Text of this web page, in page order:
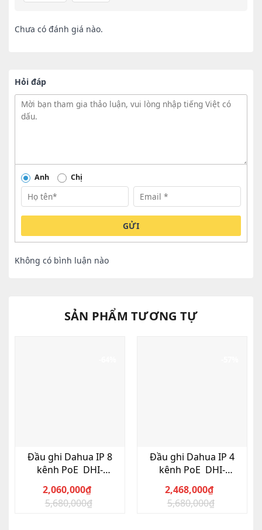
Chưa có đánh giá nào.
Hỏi đáp
Anh Chị
GỬI
Không có bình luận nào
SẢN PHẨM TƯƠNG TỰ
Đầu ghi Dahua IP 8
kênh PoE DHI-
5,680,000₫
Giá
2,060,000₫
Giá
Đầu ghi Dahua IP 4
kênh PoE DHI-
5,680,000₫
Giá
2,468,000₫
Giá